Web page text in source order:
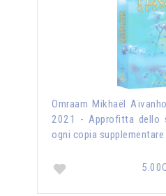
Omraam Mikhaël
2021 - Approfitta dello
ogni copia